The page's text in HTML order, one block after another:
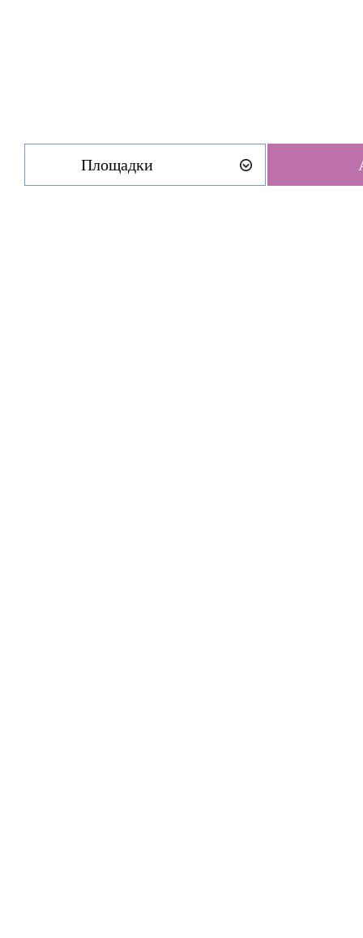
Площадки